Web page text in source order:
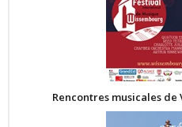
Rencontres musicales de